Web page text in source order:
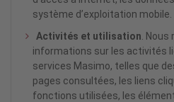
système d’exploitation mobile.
Activités et utilisation .
informations sur les activités
services Masimo, telles que
pages consultées, les liens
fonctions utilisées, les